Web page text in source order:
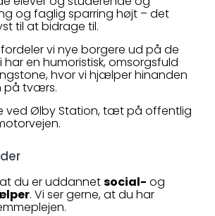
og faglig sparring højt – det
til at bidrage til.
vi nye borgere ud på de
har en humoristisk, omsorgsfuld
hvor vi hjælper hinanden
på tværs.
ved Ølby Station, tæt på offentlig
du er uddannetsocial- og
. Vi ser gerne, at du har